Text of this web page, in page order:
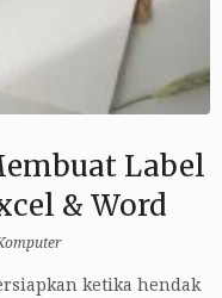
Label
& Word
ketika hendak